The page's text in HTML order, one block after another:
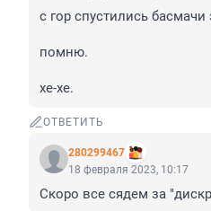
с гор спустились
помню.
хе-хе.
ОТВЕТИТЬ
280299467
18 февраля 2023, 10:17
Скоро все сядем за